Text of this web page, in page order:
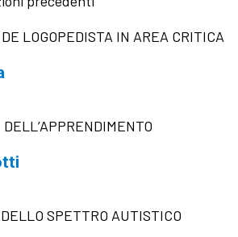
LOGOPEDISTA IN AREA CRITICA
SPETTRO AUTISTICO